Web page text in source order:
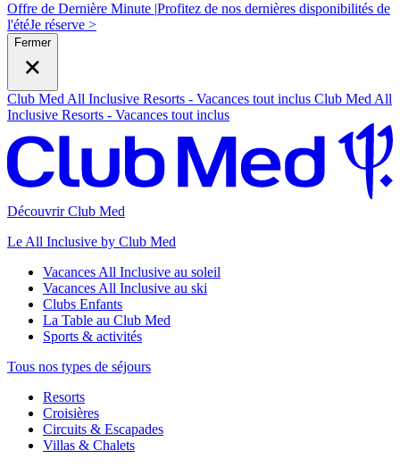
Offre de Dernière Minute |Profitez de nos dernières disponibilités de
l'étéJe réserve >
Fermer
Club Med All Inclusive Resorts - Vacances tout inclus Club Med All
Inclusive Resorts - Vacances tout inclus
Découvrir Club Med
Le All Inclusive by Club Med
Vacances All Inclusive au soleil
Vacances All Inclusive au ski
Clubs Enfants
La Table au Club Med
Sports & activités
Tous nos types de séjours
Resorts
Croisières
Circuits & Escapades
Villas & Chalets